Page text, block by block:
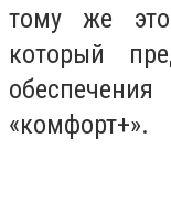
тому же
который
«комфорт+».